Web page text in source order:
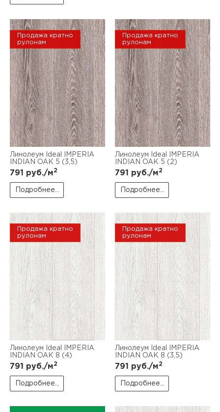
Продажа кратно
рулонам
Линолеум Ideal IMPERIA
INDIAN OAK 5 (3,5)
791 руб./м2
Подробнее...
Продажа кратно
рулонам
Линолеум Ideal IMPERIA
INDIAN OAK 5 (2)
791 руб./м2
Подробнее...
Продажа кратно
рулонам
Линолеум Ideal IMPERIA
INDIAN OAK 8 (4)
791 руб./м2
Подробнее...
Продажа кратно
рулонам
Линолеум Ideal IMPERIA
INDIAN OAK 8 (3,5)
791 руб./м2
Подробнее...